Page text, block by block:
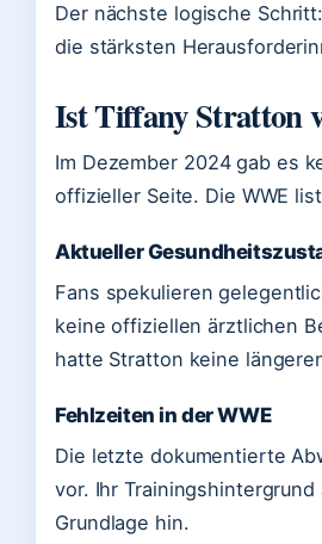
Der nächste logische
die stärksten
Ist Tiffany Stratton
Im Dezember 2024 gab es
offizieller Seite. Die WWE
Aktueller
Fans spekulieren
keine offiziellen ärztlichen
hatte Stratton keine
Fehlzeiten in der WWE
Die letzte dokumentierte
vor. Ihr
Grundlage hin.